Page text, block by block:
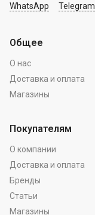
WhatsApp Telegram
Общее
О нас
Доставка и оплата
Магазины
Покупателям
О компании
Доставка и оплата
Бренды
Статьи
Магазины